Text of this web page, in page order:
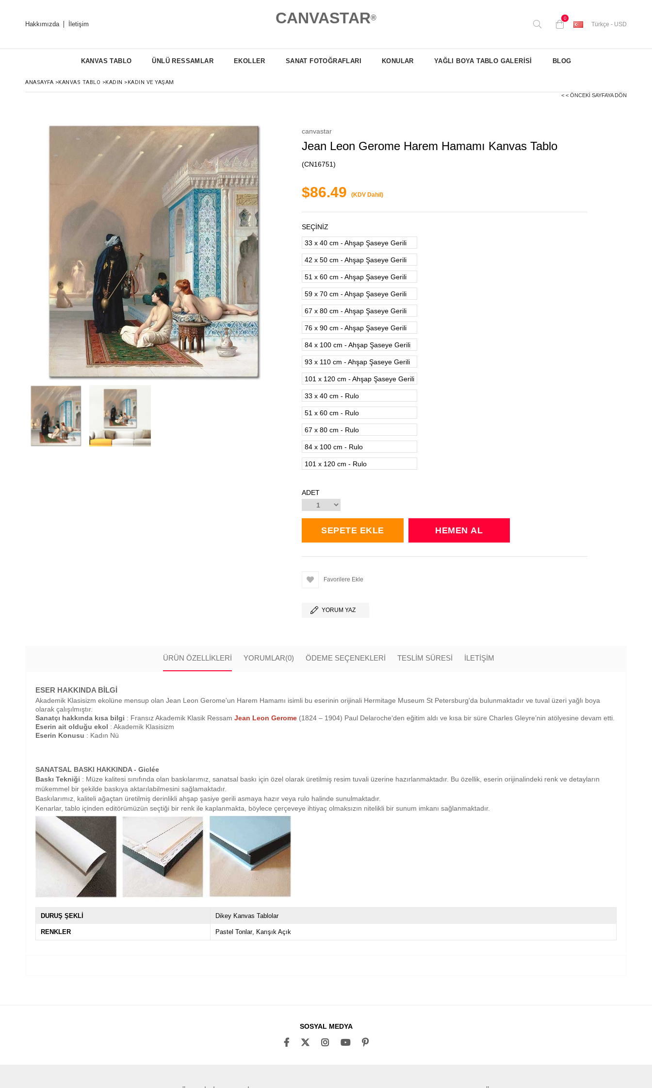
Hakkımızda İletişim CANVASTAR® 0
Türkçe - USD
KANVAS TABLO ÜNLÜ RESSAMLAR EKOLLER SANAT FOTOĞRAFLARI KONULAR YAĞLI BOYA TABLO GALERİSİ BLOG
ANASAYFA >KANVAS TABLO >KADIN >KADIN VE YAŞAM
< < ÖNCEKI SAYFAYA DÖN
canvastar
Jean Leon Gerome Harem Hamamı Kanvas Tablo
(CN16751)
$86.49 (KDV Dahil)
SEÇİNİZ
33 x 40 cm - Ahşap Şaseye Gerili
42 x 50 cm - Ahşap Şaseye Gerili
51 x 60 cm - Ahşap Şaseye Gerili
59 x 70 cm - Ahşap Şaseye Gerili
67 x 80 cm - Ahşap Şaseye Gerili
76 x 90 cm - Ahşap Şaseye Gerili
84 x 100 cm - Ahşap Şaseye Gerili
93 x 110 cm - Ahşap Şaseye Gerili
101 x 120 cm - Ahşap Şaseye Gerili
33 x 40 cm - Rulo
51 x 60 cm - Rulo
67 x 80 cm - Rulo
84 x 100 cm - Rulo
101 x 120 cm - Rulo
ADET
Favorilere Ekle
YORUM YAZ
ÜRÜN ÖZELLIKLERI YORUMLAR(0) ÖDEME SEÇENEKLERI TESLİM SÜRESİ İLETİŞİM
ESER HAKKINDA BİLGİ
Akademik Klasisizm ekolüne mensup olan Jean Leon Gerome'un Harem Hamamı isimli bu eserinin orijinali Hermitage Museum St Petersburg'da bulunmaktadır ve tuval üzeri yağlı boya
olarak çalışılmıştır.
Sanatçı hakkında kısa bilgi : Fransız Akademik Klasik Ressam Jean Leon Gerome (1824 – 1904) Paul Delaroche‘den eğitim aldı ve kısa bir süre Charles Gleyre’nin atölyesine devam etti.
Eserin ait olduğu ekol : Akademik Klasisizm
Eserin Konusu : Kadın Nü
SANATSAL BASKI HAKKINDA - Giclée
Baskı Tekniği : Müze kalitesi sınıfında olan baskılarımız, sanatsal baskı için özel olarak üretilmiş resim tuvali üzerine hazırlanmaktadır. Bu özellik, eserin orijinalindeki renk ve detayların
mükemmel bir şekilde baskıya aktarılabilmesini sağlamaktadır.
Baskılarımız, kaliteli ağaçtan üretilmiş derinlikli ahşap şasiye gerili asmaya hazır veya rulo halinde sunulmaktadır.
Kenarlar, tablo içinden editörümüzün seçtiği bir renk ile kaplanmakta, böylece çerçeveye ihtiyaç olmaksızın nitelikli bir sunum imkanı sağlanmaktadır.
DURUŞ ŞEKLİ Dikey Kanvas Tablolar
RENKLER Pastel Tonlar Karışık Açık
SOSYAL MEDYA